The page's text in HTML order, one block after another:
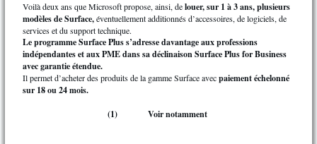
Voilà deux ans que Microsoft propose, ainsi, delouer, sur 1 à 3 ans, plusieurs
modèles de Surface,éventuellement additionnés d’accessoires, de logiciels, de
services et du support technique.
Le programme Surface Plus s’adresse davantage aux professions
indépendantes et aux PME dans sa déclinaison Surface Plus for Business
avec garantie étendue.
Il permet d’acheter des produits de la gamme Surface avecpaiement échelonné
sur 18 ou 24 mois.
(1) Voir notamment